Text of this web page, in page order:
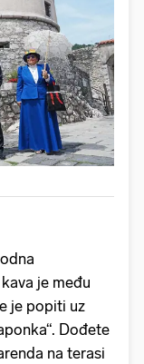
je među
je popiti uz
Dođete
na terasi